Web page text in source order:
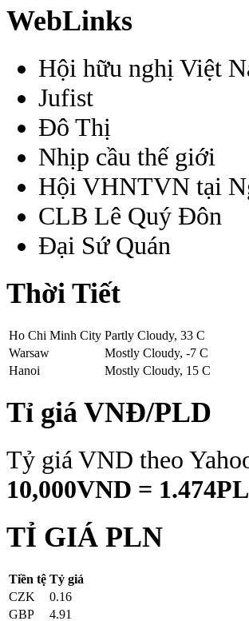
WebLinks
Hội hữu nghị Việt
Jufist
Đô Thị
Nhịp cầu thế giới
Hội VHNTVN tại
CLB Lê Quý Đôn
Đại Sứ Quán
Thời Tiết
Ho Chi Minh City Partly Cloudy, 33 C
Warsaw
Mostly Cloudy, -7 C
Hanoi
Mostly Cloudy, 15 C
Tỉ giá VNĐ/PLD
Tỷ giá VND theo
10,000VND =
TỈ GIÁ PLN
Tiền tệ Tỷ giá
CZK
0.16
GBP
4.91